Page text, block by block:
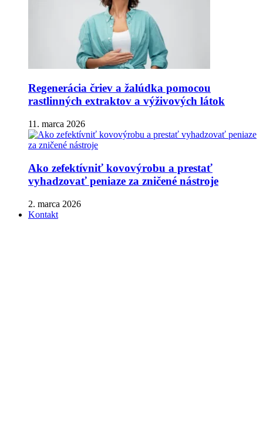
Regenerácia čriev a žalúdka pomocou
rastlinných extraktov a výživových látok
11. marca 2026
Ako zefektívniť kovovýrobu a prestať
vyhadzovať peniaze za zničené nástroje
2. marca 2026
Kontakt